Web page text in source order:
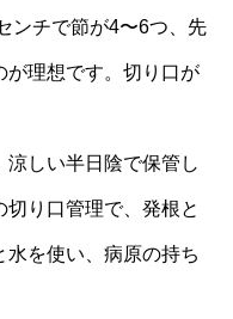
ンチで節が4〜6つ、先
が理想です。切り口が
しい半日陰で保管し
切り口管理で、発根と
を使い、病原の持ち